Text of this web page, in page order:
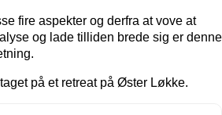
fire aspekter og derfra at vove at
og lade tilliden brede sig er denne
på et retreat på Øster Løkke.